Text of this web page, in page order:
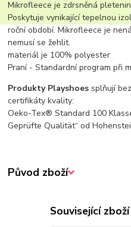
Mikrofleece je zdrsněná
Poskytuje vynikající tepelnou
roční období. Mikrofleece je
nemusí se žehlit.
materiál je 100% polyester
Praní - Standardní program při
Produkty Playshoes splňují
certifikáty kvality:
Oeko-Tex® Standard 100
Geprüfte Qualität“ od
Původ zboží
Související zboží